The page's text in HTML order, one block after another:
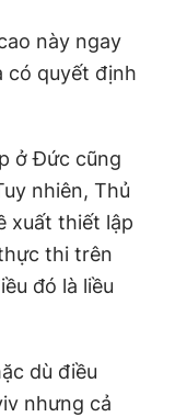
này ngay
có quyết định
ở Đức cũng
nhiên, Thủ
xuất thiết lập
thi trên
đó là liều
dù điều
nhưng cả